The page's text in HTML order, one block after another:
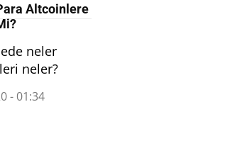
Altcoinlere
neler
neler?
- 01:34